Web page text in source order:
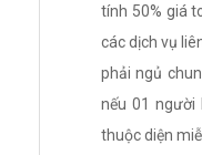
tính 50% giá
các dịch vụ
phải ngủ
nếu 01
thuộc diện